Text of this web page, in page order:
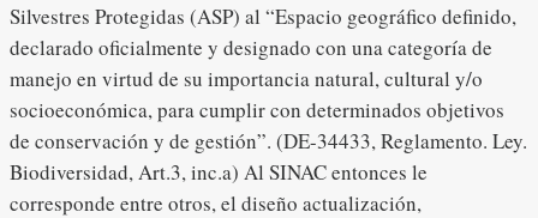
Silvestres Protegidas (ASP) al “Espacio geográfico definido,
declarado oficialmente y designado con una categoría de
manejo en virtud de su importancia natural, cultural y/o
socioeconómica, para cumplir con determinados objetivos
de conservación y de gestión”. (DE-34433, Reglamento. Ley.
Biodiversidad, Art.3, inc.a) Al SINAC entonces le
corresponde entre otros, el diseño actualización,